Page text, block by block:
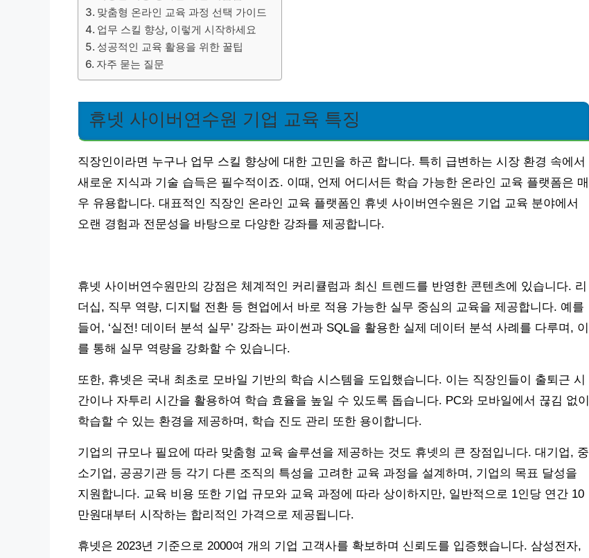
맞춤형 온라인 교육 과정 선택 가이드
업무 스킬 향상, 이렇게 시작하세요
성공적인 교육 활용을 위한 꿀팁
자주 묻는 질문
휴넷 사이버연수원 기업 교육 특징
직장인이라면 누구나 업무 스킬 향상에 대한 고민을 하곤 합니다. 특히 급변하는 시장 환경 속에서
새로운 지식과 기술 습득은 필수적이죠. 이때, 언제 어디서든 학습 가능한 온라인 교육 플랫폼은 매
우 유용합니다. 대표적인 직장인 온라인 교육 플랫폼인 휴넷 사이버연수원은 기업 교육 분야에서
오랜 경험과 전문성을 바탕으로 다양한 강좌를 제공합니다.
휴넷 사이버연수원만의 강점은 체계적인 커리큘럼과 최신 트렌드를 반영한 콘텐츠에 있습니다. 리
더십, 직무 역량, 디지털 전환 등 현업에서 바로 적용 가능한 실무 중심의 교육을 제공합니다. 예를
들어, ‘실전! 데이터 분석 실무’ 강좌는 파이썬과 SQL을 활용한 실제 데이터 분석 사례를 다루며, 이
를 통해 실무 역량을 강화할 수 있습니다.
또한, 휴넷은 국내 최초로 모바일 기반의 학습 시스템을 도입했습니다. 이는 직장인들이 출퇴근 시
간이나 자투리 시간을 활용하여 학습 효율을 높일 수 있도록 돕습니다. PC와 모바일에서 끊김 없이
학습할 수 있는 환경을 제공하며, 학습 진도 관리 또한 용이합니다.
기업의 규모나 필요에 따라 맞춤형 교육 솔루션을 제공하는 것도 휴넷의 큰 장점입니다. 대기업, 중
소기업, 공공기관 등 각기 다른 조직의 특성을 고려한 교육 과정을 설계하며, 기업의 목표 달성을
지원합니다. 교육 비용 또한 기업 규모와 교육 과정에 따라 상이하지만, 일반적으로 1인당 연간 10
만원대부터 시작하는 합리적인 가격으로 제공됩니다.
휴넷은 2023년 기준으로 2000여 개의 기업 고객사를 확보하며 신뢰도를 입증했습니다. 삼성전자,